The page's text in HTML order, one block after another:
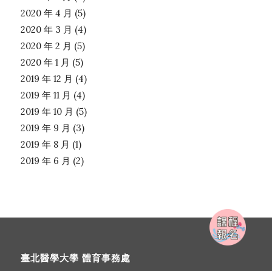
2020 年 4 月 (5)
2020 年 3 月 (4)
2020 年 2 月 (5)
2020 年 1 月 (5)
2019 年 12 月 (4)
2019 年 11 月 (4)
2019 年 10 月 (5)
2019 年 9 月 (3)
2019 年 8 月 (1)
2019 年 6 月 (2)
臺北醫學大學 體育事務處